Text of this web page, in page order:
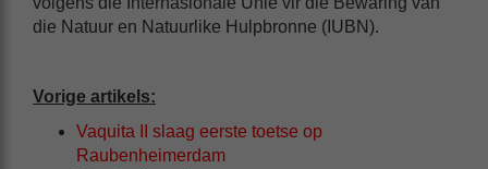
die Natuur en Natuurlike Hulpbronne (IUBN).
Vorige artikels:
Vaquita II slaag eerste toetse op
Raubenheimerdam